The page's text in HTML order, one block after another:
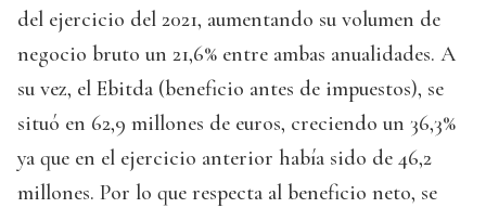
del ejercicio del 2021, aumentando su volumen de
negocio bruto un 21,6% entre ambas anualidades. A
su vez, el Ebitda (beneficio antes de impuestos), se
situó en 62,9 millones de euros, creciendo un 36,3%
ya que en el ejercicio anterior había sido de 46,2
millones. Por lo que respecta al beneficio neto, se